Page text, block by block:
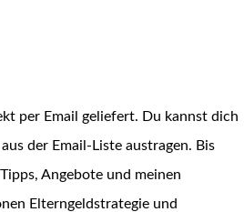
per Email geliefert. Du kannst dich
der Email-Liste austragen. Bis
Angebote und meinen
Elterngeldstrategie und